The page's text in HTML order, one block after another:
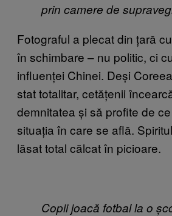
prin camere de
Fotograful a plecat din țară
în schimbare – nu politic, ci
influenței Chinei. Deși
stat totalitar, cetățenii
demnitatea și să profite de
situația în care se află.
lăsat total călcat în picioare.
Copii joacă fotbal la o